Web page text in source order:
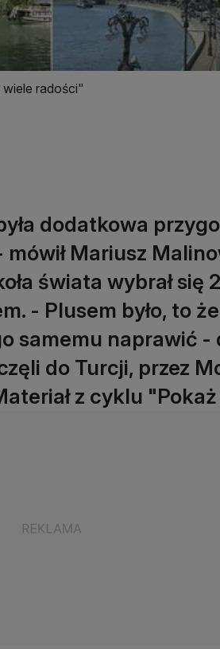
radości"
dodatkowa
Mariusz
świata wybrał się
- Plusem było, to
samemu naprawić -
do Turcji, przez
z cyklu